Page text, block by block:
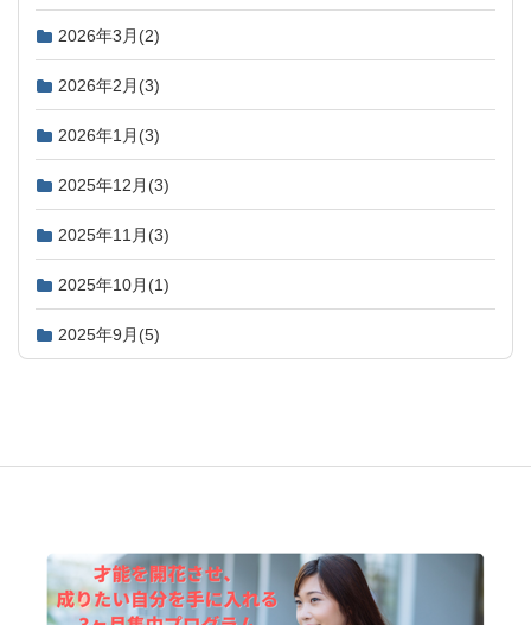
2026年3月 (2)
2026年2月 (3)
2026年1月 (3)
2025年12月 (3)
2025年11月 (3)
2025年10月 (1)
2025年9月 (5)